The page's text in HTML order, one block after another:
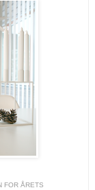
FOR ÅRETS